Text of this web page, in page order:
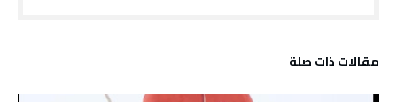
‫مقالات ذات صلة‬